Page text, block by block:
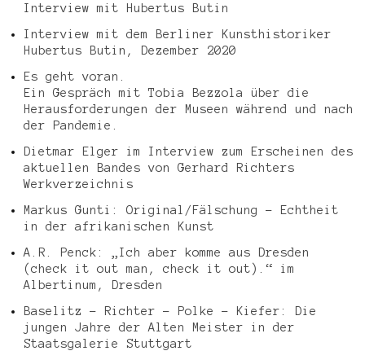
Interview mit Hubertus Butin
Interview mit dem Berliner Kunsthistoriker
Hubertus Butin, Dezember 2020
Es geht voran.
Ein Gespräch mit Tobia Bezzola über die
Herausforderungen der Museen während und nach
der Pandemie.
Dietmar Elger im Interview zum Erscheinen des
aktuellen Bandes von Gerhard Richters
Werkverzeichnis
Markus Gunti: Original/Fälschung – Echtheit
in der afrikanischen Kunst
A.R. Penck: „Ich aber komme aus Dresden
(check it out man, check it out).“ im
Albertinum, Dresden
Baselitz – Richter – Polke – Kiefer: Die
jungen Jahre der Alten Meister in der
Staatsgalerie Stuttgart